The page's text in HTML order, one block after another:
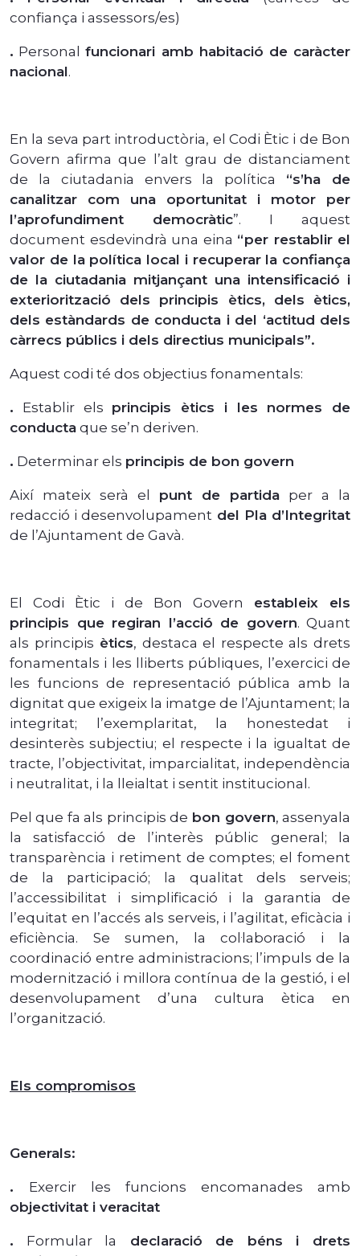
confiança i assessors/es)
. Personalfuncionari amb habitació de caràcter
nacional.
En la seva part introductòria, el Codi Ètic i de Bon
Govern afirma que l’alt grau de distanciament
de la ciutadania envers la política “s’ha de
canalitzar com una oportunitat i motor per
l’aprofundiment democràtic”. I aquest
document esdevindrà una eina “per restablir el
valor de la política local i recuperar la confiança
de la ciutadania mitjançant una intensificació i
exteriorització dels principis ètics, dels ètics,
dels estàndards de conducta i del ‘actitud dels
càrrecs públics i dels directius municipals”.
Aquest codi té dos objectius fonamentals:
. Establir els principis ètics i les normes de
conducta que se’n deriven.
. Determinar els principis de bon govern
Així mateix serà el punt de partida per a la
redacció i desenvolupament del Pla d’Integritat
de l’Ajuntament de Gavà.
El Codi Ètic i de Bon Govern estableix els
principis que regiran l’acció de govern. Quant
als principis ètics, destaca el respecte als drets
fonamentals i les lliberts públiques, l’exercici de
les funcions de representació pública amb la
dignitat que exigeix la imatge de l’Ajuntament; la
integritat; l’exemplaritat, la honestedat i
desinterès subjectiu; el respecte i la igualtat de
tracte, l’objectivitat, imparcialitat, independència
i neutralitat, i la lleialtat i sentit institucional.
Pel que fa als principis de bon govern, assenyala
la satisfacció de l’interès públic general; la
transparència i retiment de comptes; el foment
de la participació; la qualitat dels serveis;
l’accessibilitat i simplificació i la garantia de
l’equitat en l’accés als serveis, i l’agilitat, eficàcia i
eficiència. Se sumen, la col·laboració i la
coordinació entre administracions; l’impuls de la
modernització i millora contínua de la gestió, i el
desenvolupament d’una cultura ètica en
l’organització.
Els compromisos
Generals:
.
Exercir les funcions encomanades amb
objectivitat i veracitat
. Formular la
declaració de béns i drets